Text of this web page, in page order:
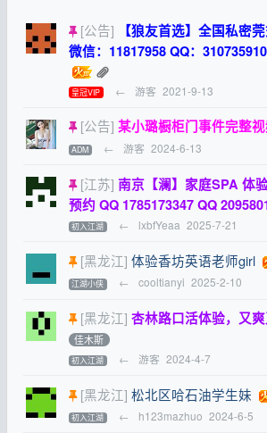
[公告]
【狼友首选】全国私密
微信：11817958 QQ：
皇冠VIP ← 游客 2021-9-13
[公告] 某小璐橱柜门事件完整
ADM ← 游客 2024-6-13
[江苏] 南京【澜】家庭SPA 体
预约 QQ 1785173347 QQ
初入江湖 ← lxbfYeaa 2025-7-21
[黑龙江] 体验香坊英语老师girl
江湖小侠 ← cooltianyi 2025-2-10
[黑龙江] 杏林路口活体验，又
佳木斯
初入江湖 ← 游客 2024-4-7
[黑龙江] 松北区哈石油学生妹
初入江湖 ← h123mazhuo 2024-6-5